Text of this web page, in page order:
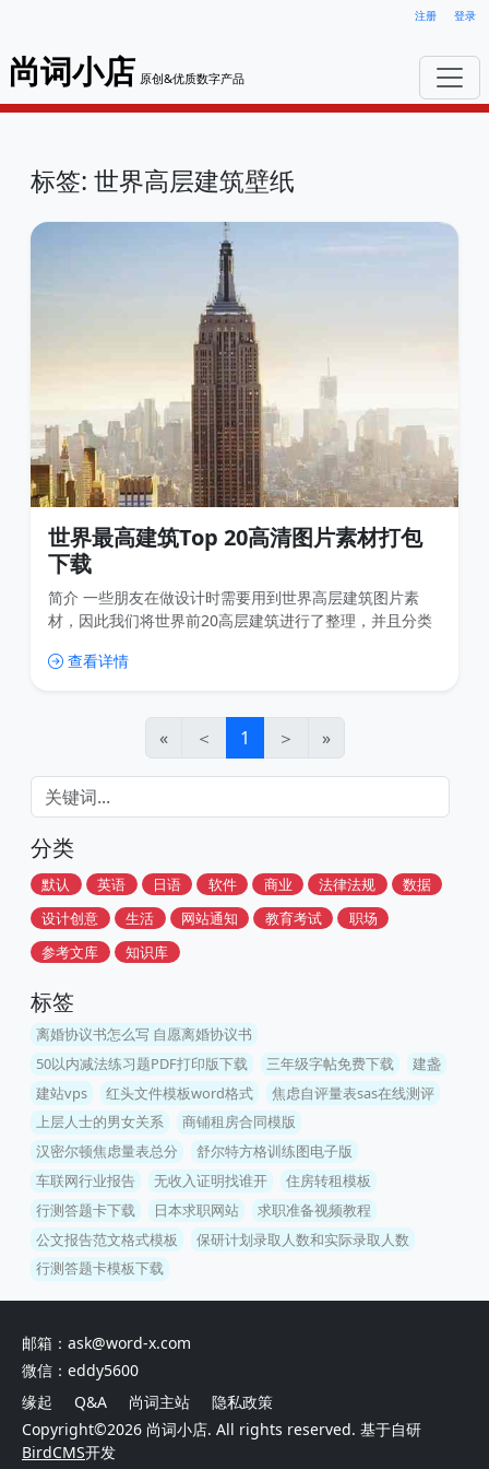
注册 登录
尚词小店 原创&优质数字产品
标签: 世界高层建筑壁纸
世界最高建筑Top 20高清图片素材打包
下载
简介 一些朋友在做设计时需要用到世界高层建筑图片素
材，因此我们将世界前20高层建筑进行了整理，并且分类
大家节省一些时间。 世界最高建筑Top 20 1 哈利法塔 迪
查看详情
« ＜ 1 ＞ »
分类
默认 英语 日语 软件 商业 法律法规
数据
设计创意
生活 网站通知 教育考试
职场
参考文库
知识库
标签
离婚协议书怎么写 自愿离婚协议书
50以内减法练习题PDF打印版下载
三年级字帖免费下载
建盏
建站vps
红头文件模板word格式
焦虑自评量表sas在线测评
上层人士的男女关系
商铺租房合同模版
汉密尔顿焦虑量表总分
舒尔特方格训练图电子版
车联网行业报告
无收入证明找谁开
住房转租模板
行测答题卡下载
日本求职网站
求职准备视频教程
公文报告范文格式模板
保研计划录取人数和实际录取人数
行测答题卡模板下载
邮箱：ask@word-x.com
微信：eddy5600
缘起
Q&A 尚词主站
隐私政策
Copyright©2026 尚词小店. All rights reserved. 基于自研
BirdCMS开发